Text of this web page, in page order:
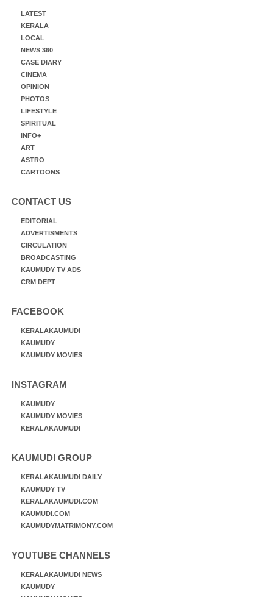
LATEST
KERALA
LOCAL
NEWS 360
CASE DIARY
CINEMA
OPINION
PHOTOS
LIFESTYLE
SPIRITUAL
INFO+
ART
ASTRO
CARTOONS
CONTACT US
EDITORIAL
ADVERTISMENTS
CIRCULATION
BROADCASTING
KAUMUDY TV ADS
CRM DEPT
FACEBOOK
KERALAKAUMUDI
KAUMUDY
KAUMUDY MOVIES
INSTAGRAM
KAUMUDY
KAUMUDY MOVIES
KERALAKAUMUDI
KAUMUDI GROUP
KERALAKAUMUDI DAILY
KAUMUDY TV
KERALAKAUMUDI.COM
KAUMUDI.COM
KAUMUDYMATRIMONY.COM
YOUTUBE CHANNELS
KERALAKAUMUDI NEWS
KAUMUDY